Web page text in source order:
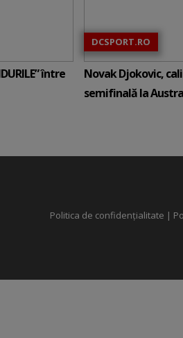
între
DCSPORT.RO
Novak Djokovic,
semifinală la
Politica de confidențialitate |